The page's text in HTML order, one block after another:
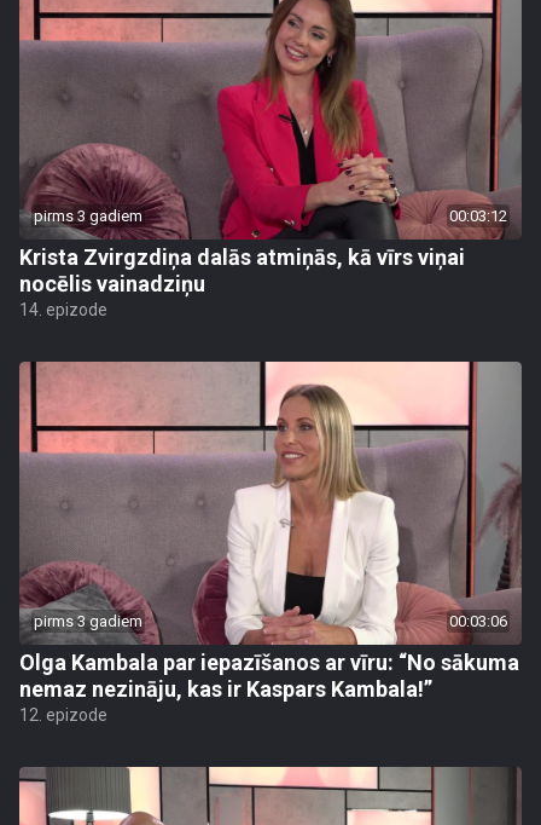
pirms 3 gadiem 00:03:12
Krista Zvirgzdiņa dalās atmiņās, kā vīrs viņai
nocēlis vainadziņu
14. epizode
pirms 3 gadiem 00:03:06
Olga Kambala par iepazīšanos ar vīru: “No sākuma
nemaz nezināju, kas ir Kaspars Kambala!”
12. epizode